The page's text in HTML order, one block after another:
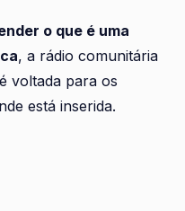
o que é uma
, a rádio comunitária
voltada para os
está inserida.